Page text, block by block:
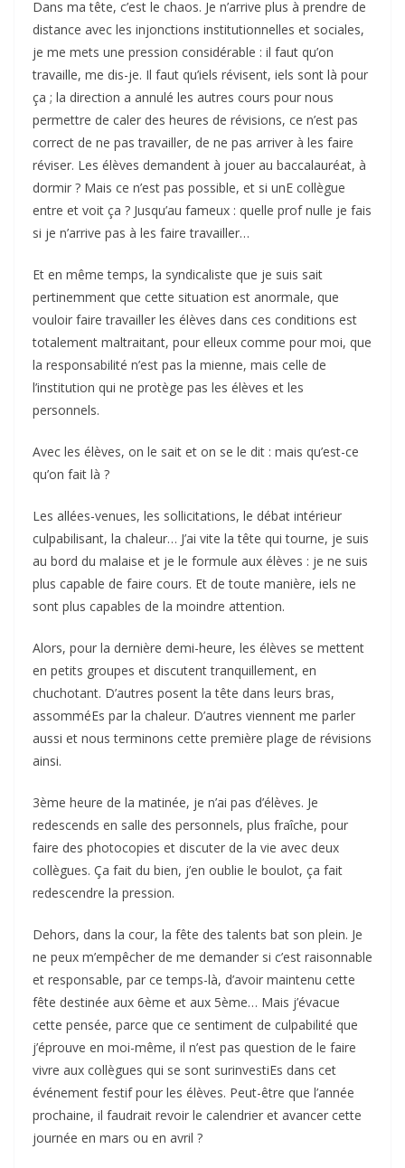
Dans ma tête, c’est le chaos. Je n’arrive plus à prendre de
distance avec les injonctions institutionnelles et sociales,
je me mets une pression considérable : il faut qu’on
travaille, me dis-je. Il faut qu’iels révisent, iels sont là pour
ça ; la direction a annulé les autres cours pour nous
permettre de caler des heures de révisions, ce n’est pas
correct de ne pas travailler, de ne pas arriver à les faire
réviser. Les élèves demandent à jouer au baccalauréat, à
dormir ? Mais ce n’est pas possible, et si unE collègue
entre et voit ça ? Jusqu’au fameux : quelle prof nulle je fais
si je n’arrive pas à les faire travailler…
Et en même temps, la syndicaliste que je suis sait
pertinemment que cette situation est anormale, que
vouloir faire travailler les élèves dans ces conditions est
totalement maltraitant, pour elleux comme pour moi, que
la responsabilité n’est pas la mienne, mais celle de
l’institution qui ne protège pas les élèves et les
personnels.
Avec les élèves, on le sait et on se le dit : mais qu’est-ce
qu’on fait là ?
Les allées-venues, les sollicitations, le débat intérieur
culpabilisant, la chaleur… J’ai vite la tête qui tourne, je suis
au bord du malaise et je le formule aux élèves : je ne suis
plus capable de faire cours. Et de toute manière, iels ne
sont plus capables de la moindre attention.
Alors, pour la dernière demi-heure, les élèves se mettent
en petits groupes et discutent tranquillement, en
chuchotant. D’autres posent la tête dans leurs bras,
assomméEs par la chaleur. D’autres viennent me parler
aussi et nous terminons cette première plage de révisions
ainsi.
3ème heure de la matinée, je n’ai pas d’élèves. Je
redescends en salle des personnels, plus fraîche, pour
faire des photocopies et discuter de la vie avec deux
collègues. Ça fait du bien, j’en oublie le boulot, ça fait
redescendre la pression.
Dehors, dans la cour, la fête des talents bat son plein. Je
ne peux m’empêcher de me demander si c’est raisonnable
et responsable, par ce temps-là, d’avoir maintenu cette
fête destinée aux 6ème et aux 5ème… Mais j’évacue
cette pensée, parce que ce sentiment de culpabilité que
j’éprouve en moi-même, il n’est pas question de le faire
vivre aux collègues qui se sont surinvestiEs dans cet
événement festif pour les élèves. Peut-être que l’année
prochaine, il faudrait revoir le calendrier et avancer cette
journée en mars ou en avril ?